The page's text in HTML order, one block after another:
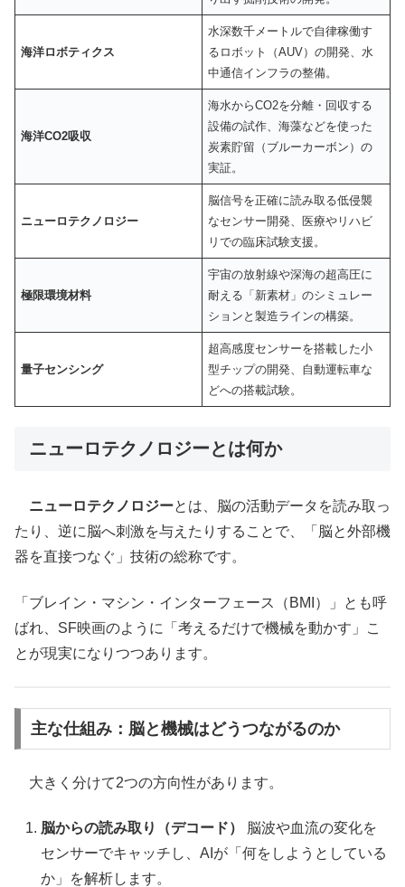
海洋ロボティクス
水深数千メートルで自律稼働す
るロボット（AUV）の開発、水
中通信インフラの整備。
海洋CO2吸収
海水からCO2を分離・回収する
設備の試作、海藻などを使った
炭素貯留（ブルーカーボン）の
実証。
ニューロテクノロジー
脳信号を正確に読み取る低侵襲
なセンサー開発、医療やリハビ
リでの臨床試験支援。
極限環境材料
宇宙の放射線や深海の超高圧に
耐える「新素材」のシミュレー
ションと製造ラインの構築。
量子センシング
超高感度センサーを搭載した小
型チップの開発、自動運転車な
どへの搭載試験。
ニューロテクノロジーとは何か
ニューロテクノロジーとは、脳の活動データを読み取っ
たり、逆に脳へ刺激を与えたりすることで、「脳と外部機
器を直接つなぐ」技術の総称です。
「ブレイン・マシン・インターフェース（BMI）」とも呼
ばれ、SF映画のように「考えるだけで機械を動かす」こ
とが現実になりつつあります。
主な仕組み：脳と機械はどうつながるのか
大きく分けて2つの方向性があります。
脳からの読み取り（デコード）
脳波や血流の変化を
センサーでキャッチし、AIが「何をしようとしている
か」を解析します。